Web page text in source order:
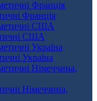
Франція
США
Україна
Німеччина,